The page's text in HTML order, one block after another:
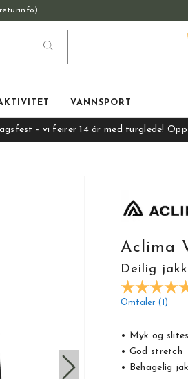
VANNSPORT
- vi feirer 14 år med turglede!
Aclima
Deilig
Omtaler ( )
• Myk og
• God stretch
• Behagelig